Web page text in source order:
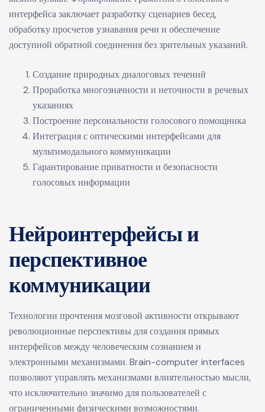
интерфейса заключает разработку сценариев бесед,
обработку просчетов узнавания речи и обеспечение
доступной обратной соединения без зрительных указаний.
Создание природных диалоговых течений
Проработка многозначности и неточности в речевых
указаниях
Построение персональности голосового помощника
Интеграция с оптическими интерфейсами для
мультимодального коммуникации
Гарантирование приватности и безопасности
голосовых информации
Нейроинтерфейсы и
перспективное
коммуникации
Технологии прочтения мозговой активности открывают
революционные перспективы для создания прямых
интерфейсов между человеческим сознанием и
электронными механизмами. Brain-computer interfaces
позволяют управлять механизмами влиятельностью мысли,
что исключительно значимо для пользователей с
ограниченными физическими возможностями.